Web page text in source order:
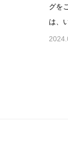
グを
は、